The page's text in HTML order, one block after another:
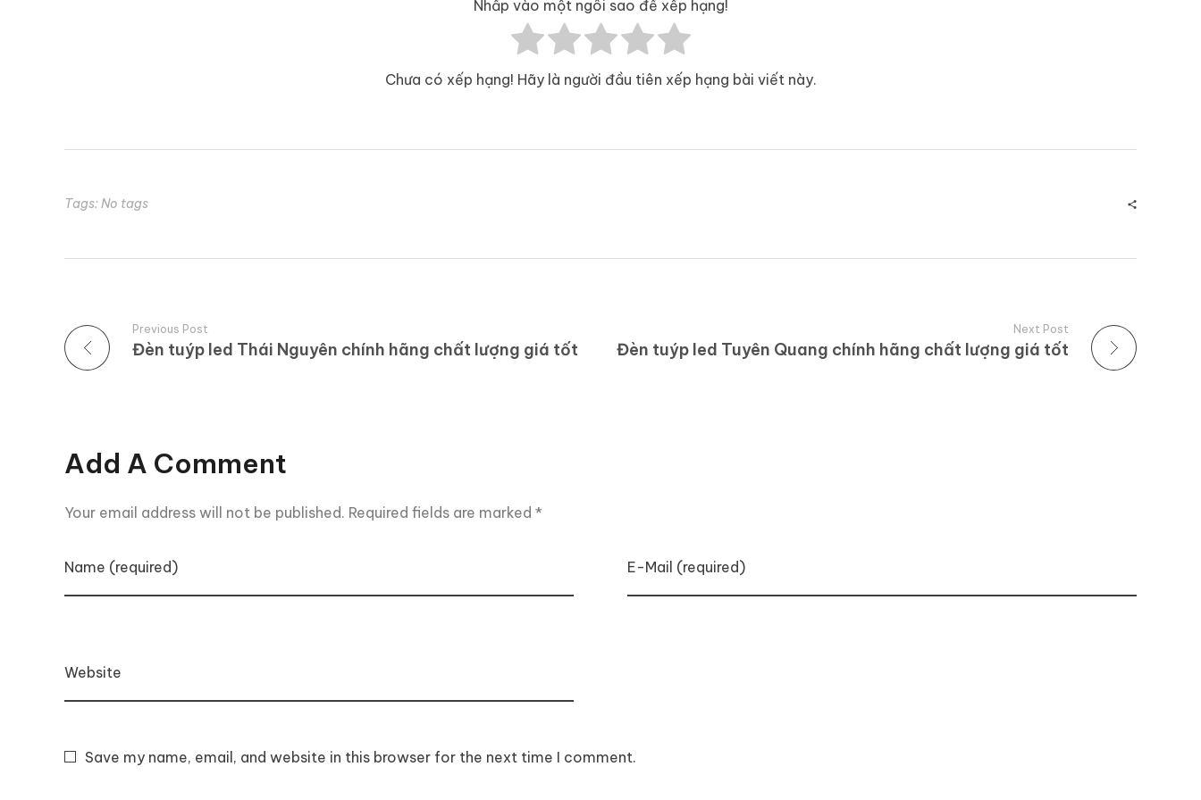
Nhấp vào một ngôi sao để xếp hạng!
Chưa có xếp hạng! Hãy là người đầu tiên xếp hạng bài viết này.
Tags: No tags
Previous Post
Đèn tuýp led Thái Nguyên chính hãng chất lượng giá tốt
Next Post
Đèn tuýp led Tuyên Quang chính hãng chất lượng giá tốt
Add A Comment
Your email address will not be published. Required fields are marked *
Name (required) E-Mail (required)
Website
Save my name, email, and website in this browser for the next time I comment.